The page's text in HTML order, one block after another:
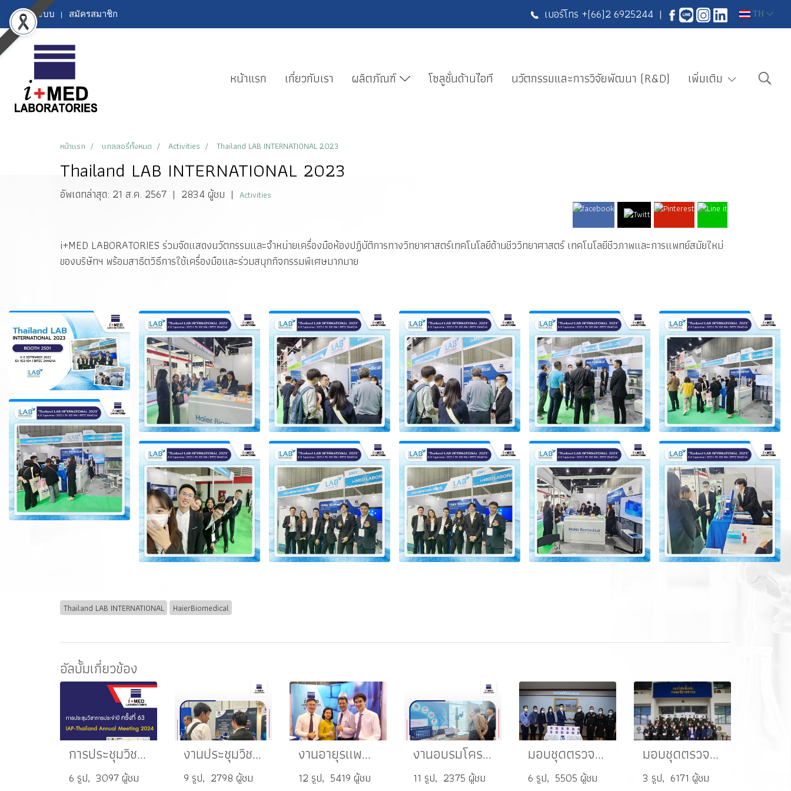
เข้าสู่ระบบ สมัครสมาชิก เบอร์โทร +(66)2 6925244 | TH
หน้าแรก เกี่ยวกับเรา ผลิตภัณฑ์ โซลูชั่นด้านไอที นวัตกรรมและการวิจัยพัฒนา (R&D) เพิ่มเติม
หน้าแรก แกลลอรี่ทั้งหมด Activities Thailand LAB INTERNATIONAL 2023
Thailand LAB INTERNATIONAL 2023
อัพเดทล่าสุด: 21 ส.ค. 2567 | 2834 ผู้ชม | Activities
i+MED LABORATORIES ร่วมจัดแสดงนวัตกรรมและจำหน่ายเครื่องมือห้องปฏิบัติการทางวิทยาศาสตร์เทคโนโลยีด้านชีววิทยาศาสตร์ เทคโนโลยีชีวภาพและการแพทย์สมัยใหม่
ของบริษัทฯ พร้อมสาธิตวิธีการใช้เครื่องมือและร่วมสนุกกิจกรรมพิเศษมากมาย
Thailand LAB INTERNATIONAL HaierBiomedical
อัลบั้มเกี่ยวข้อง
การประชุมวิชาการประจำปี The 63rd IAP-Thailand Annual Meeting 2024
6 รูป, 3097 ผู้ชม
งานประชุมวิชาการสุดพิเศษ AP-SciBio2025: Asia Pacific Spatial and Single-Cell Biology Innovation Conference
9 รูป, 2798 ผู้ชม
งานอายุรแพทย์แห่งประเทศไทย
12 รูป, 5419 ผู้ชม
งานอบรมโครงการฟื้นฟูวิชาการพยาธิกายวิภาคแก่โรงพยาบาลเครือข่าย ครั้งที่ 19
11 รูป, 2375 ผู้ชม
มอบชุดตรวจสารเสพติดให้กับกรมยุทธโยธาทหารบก
6 รูป, 5505 ผู้ชม
มอบชุดตรวจสารเสพติดให้กับกองน้ำมันเชื้อเพลิง กรมพลาธิการทหารบก
3 รูป, 6171 ผู้ชม